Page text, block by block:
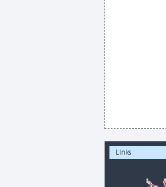
Links